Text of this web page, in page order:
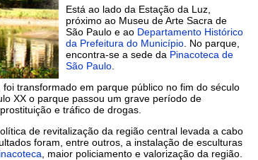
Está ao lado da Estação da Luz,
próximo ao Museu de Arte Sacra de
São Paulo e ao Departamento Histórico
da Prefeitura do Município . No parque,
encontra-se a sede da Pinacoteca de
São Paulo
transformado em parque público no fim do século
XX o parque passou um grave período de
e tráfico de drogas.
de revitalização da região central levada a cabo
foram, entre outros, a instalação de esculturas
, maior policiamento e valorização da região.